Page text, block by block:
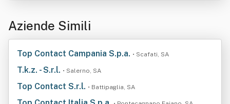
Aziende Simili
Top Contact Campania S.p.a. • Scafati, SA
T.k.z. - S.r.l. • Salerno, SA
Top Contact S.r.l. • Battipaglia, SA